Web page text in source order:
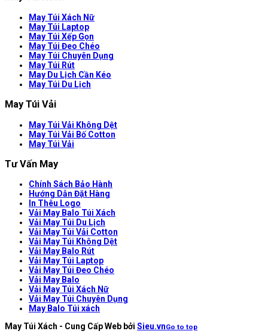
May Túi Xách Nữ
May Túi Laptop
May Túi Xếp Gọn
May Túi Đeo Chéo
May Túi Chuyên Dụng
May Túi Rút
May Du Lịch Cần Kéo
May Túi Du Lịch
May Túi Vải
May Túi Vải Không Dệt
May Túi Vải Bố Cotton
May Túi Vải
Tư Vấn May
Chính Sách Bảo Hành
Hướng Dẫn Đặt Hàng
In Thêu Logo
Vải May Balo Túi Xách
Vải May Túi Du Lịch
Vải May Túi Vải Cotton
Vải May Túi Không Dệt
Vải May Balo Rút
Vải May Túi Laptop
Vải May Túi Đeo Chéo
Vải May Balo
Vải May Túi Xách Nữ
Vải May Túi Chuyên Dụng
May Balo Túi xách
May Túi Xách - Cung Cấp Web bởi Sieu.vnGo to top